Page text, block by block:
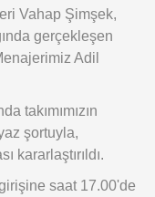
Vahap Şimşek,
gerçekleşen
Adil
takımımızın
şortuyla,
kararlaştırıldı.
saat 17.00'de